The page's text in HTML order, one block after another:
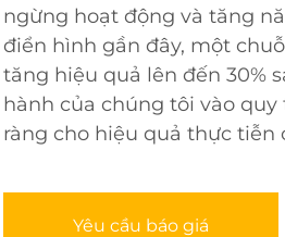
ngừng hoạt động và tăng
điển hình gần đây, một
tăng hiệu quả lên đến 30%
hành của chúng tôi vào
ràng cho hiệu quả thực tiễn
Yêu cầu báo giá